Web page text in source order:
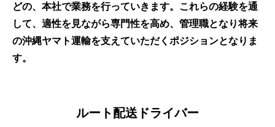
どの、本社で業務を行っていきます。これらの経験を通
して、適性を見ながら専門性を高め、管理職となり将来
の沖縄ヤマト運輸を支えていただくポジションとなりま
す。
ルート配送ドライバー